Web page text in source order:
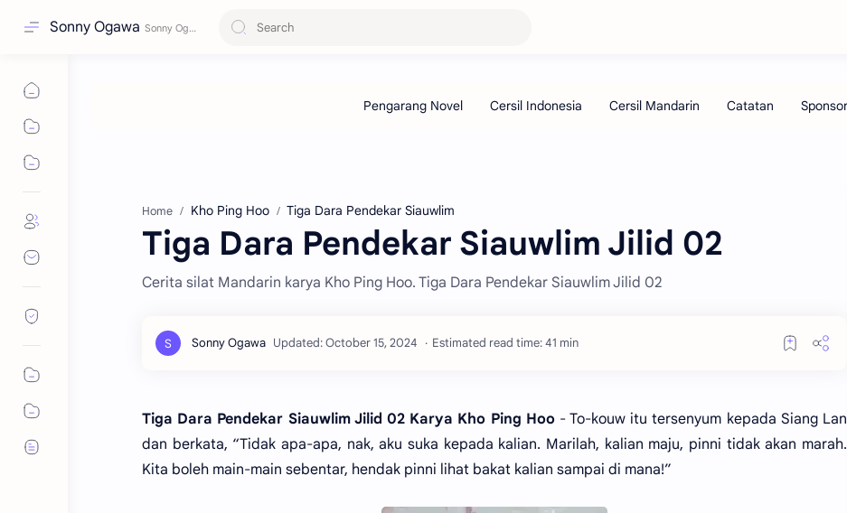
Sonny Ogawa
Home Kho Ping Hoo Tiga Dara Pendekar Siauwlim
Tiga Dara Pendekar Siauwlim Jilid 02
Cerita silat Mandarin karya Kho Ping Hoo. Tiga Dara Pendekar Siauwlim Jilid 02
Estimated read time: 41 min
Tiga Dara Pendekar Siauwlim Jilid 02 Karya Kho Ping Hoo- To-kouw itu tersenyum kepada Siang Lan
dan berkata, “Tidak apa-apa, nak, aku suka kepada kalian. Marilah, kalian maju, pinni tidak akan marah.
Kita boleh main-main sebentar, hendak pinni lihat bakat kalian sampai di mana!”